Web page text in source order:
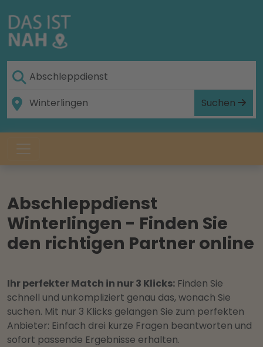
Suchen
Abschleppdienst
Winterlingen - Finden Sie
den richtigen Partner online
Ihr perfekter Match in nur 3 Klicks: Finden Sie
schnell und unkompliziert genau das, wonach Sie
suchen. Mit nur 3 Klicks gelangen Sie zum perfekten
Anbieter: Einfach drei kurze Fragen beantworten und
sofort passende Ergebnisse erhalten.